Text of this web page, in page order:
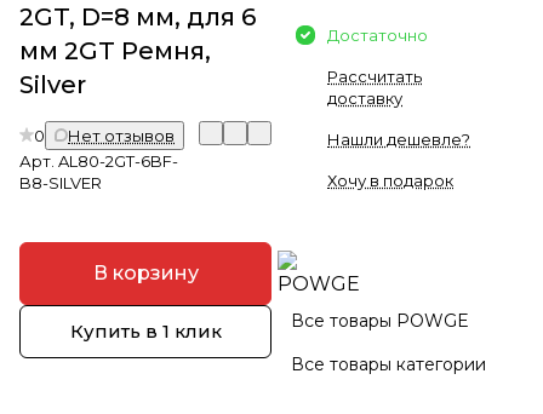
2GT, D=8 мм, для 6
мм 2GT Ремня,
Silver
0
Нет отзывов
Арт. AL80-2GT-6BF-
B8-SILVER
В корзину
Купить в 1 клик
Достаточно
Рассчитать
доставку
Нашли дешевле?
Хочу в подарок
Все товары POWGE
Все товары категории